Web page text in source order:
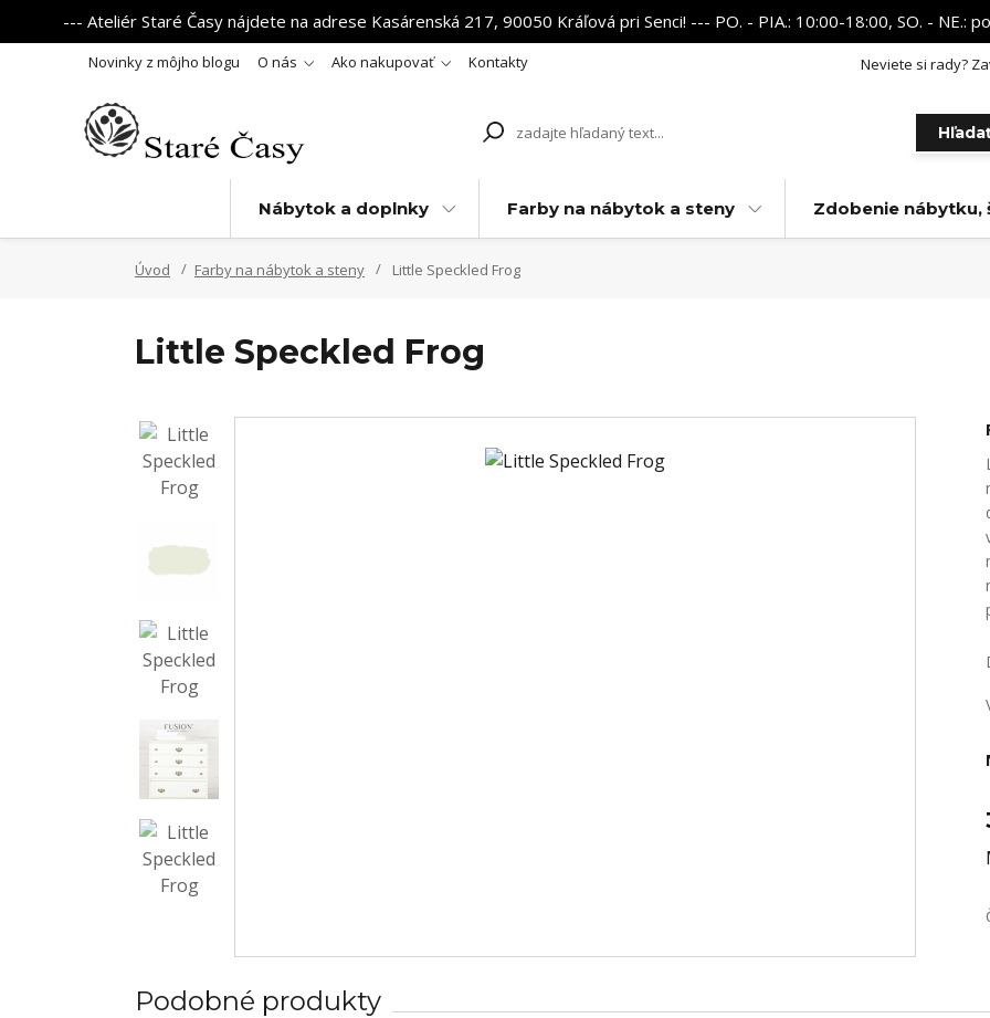
--- Ateliér Staré Časy nájdete na adrese Kasárenská 217, 90050 Kráľová pri Senci! --- PO. - PIA.: 10:00-18:00, SO. -
Novinky z môjho blogu O nás Ako nakupovať Kontakty Neviete si rady?
Nábytok a doplnky Farby na nábytok a steny Zdobenie nábytku,
Úvod Farby na nábytok a steny Little Speckled Frog
Little Speckled Frog
Podobné produkty